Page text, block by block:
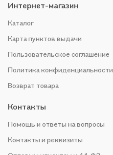
Интернет-магазин
Каталог
Карта пунктов выдачи
Пользовательское соглашение
Политика конфиденциальности
Возврат товара
Контакты
Помощь и ответы на вопросы
Контакты и реквизиты